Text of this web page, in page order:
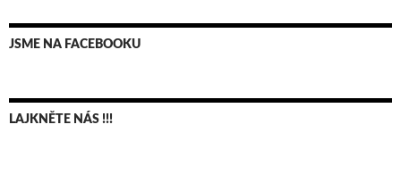
JSME NA FACEBOOKU
LAJKNĚTE NÁS !!!